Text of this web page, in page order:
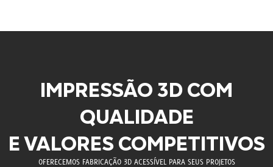
IMPRESSÃO 3D COM
QUALIDADE
E VALORES COMPETITIVOS
OFERECEMOS FABRICAÇÃO 3D ACESSÍVEL PARA SEUS PROJETOS